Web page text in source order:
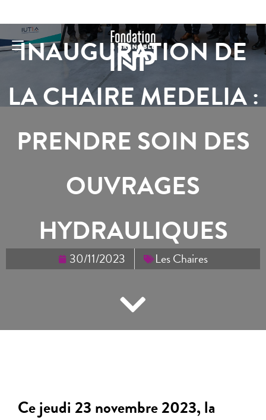
INAUGURATION DE
LA CHAIRE MEDELIA :
PRENDRE SOIN DES
OUVRAGES
HYDRAULIQUES
30/11/2023 Les Chaires
Ce jeudi 23 novembre 2023, la